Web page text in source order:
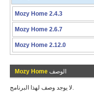
Mozy Home 2.4.3
Mozy Home 2.6.7
Mozy Home 2.12.0
Mozy Home الوصف
لا يوجد وصف لهذا البرنامج.